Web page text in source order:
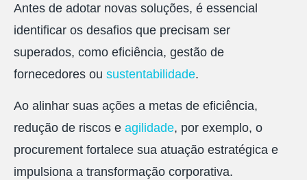
Antes de adotar novas soluções, é essencial
identificar os desafios que precisam ser
superados, como eficiência, gestão de
fornecedores ou sustentabilidade.
Ao alinhar suas ações a metas de eficiência,
redução de riscos e agilidade, por exemplo, o
procurement fortalece sua atuação estratégica e
impulsiona a transformação corporativa.